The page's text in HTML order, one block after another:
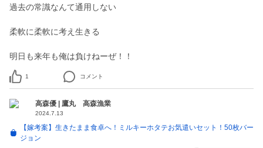
過去の常識なんて通用しない
柔軟に柔軟に考え生きる
明日も来年も俺は負けねーぜ！！
1 コメント
高森優 | 鷹丸 高森漁業
2024.7.13
【嫁考案】生きたまま食卓へ！ミルキーホタテお気遣いセット！50枚バー
ジョン